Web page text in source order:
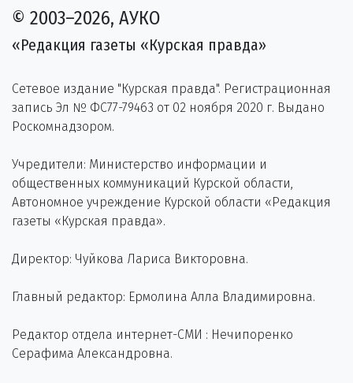
© 2003–2026, АУКО
«Редакция газеты «Курская правда»
Сетевое издание "Курская правда". Регистрационная
запись Эл № ФС77-79463 от 02 ноября 2020 г. Выдано
Роскомнадзором.
Учредители: Министерство информации и
общественных коммуникаций Курской области,
Автономное учреждение Курской области «Редакция
газеты «Курская правда».
Директор: Чуйкова Лариса Викторовна.
Главный редактор: Ермолина Алла Владимировна.
Редактор отдела интернет-СМИ : Нечипоренко
Серафима Александровна.